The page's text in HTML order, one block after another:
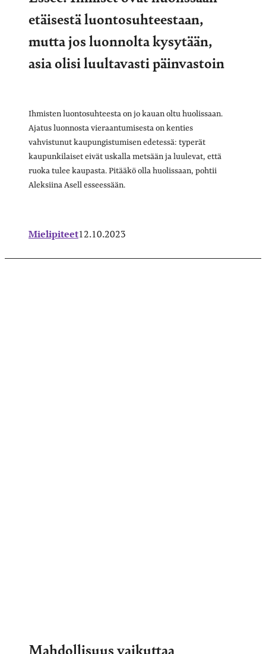
etäisestä luontosuhteestaan,
mutta jos luonnolta kysytään,
asia olisi luultavasti päinvastoin
Ihmisten luontosuhteesta on jo kauan oltu huolissaan.
Ajatus luonnosta vieraantumisesta on kenties
vahvistunut kaupungistumisen edetessä: typerät
kaupunkilaiset eivät uskalla metsään ja luulevat, että
ruoka tulee kaupasta. Pitääkö olla huolissaan, pohtii
Aleksiina Asell esseessään.
Mielipiteet12.10.2023
Mahdollisuus vaikuttaa